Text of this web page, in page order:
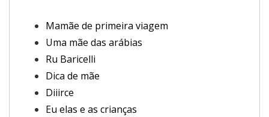
Mamãe de primeira viagem
Uma mãe das arábias
Ru Baricelli
Dica de mãe
Diiirce
Eu elas e as crianças